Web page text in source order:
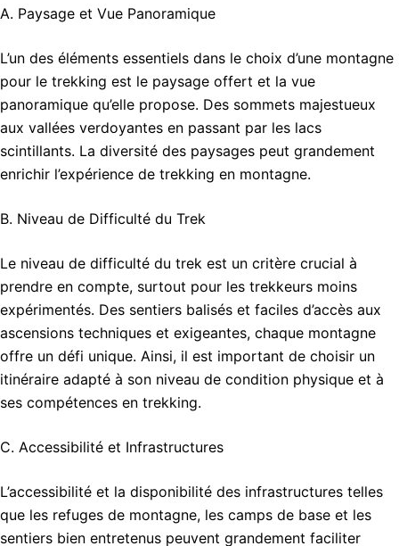
A. Paysage et Vue Panoramique
L’un des éléments essentiels dans le choix d’une montagne
pour le trekking est le paysage offert et la vue
panoramique qu’elle propose. Des sommets majestueux
aux vallées verdoyantes en passant par les lacs
scintillants. La diversité des paysages peut grandement
enrichir l’expérience de trekking en montagne.
B. Niveau de Difficulté du Trek
Le niveau de difficulté du trek est un critère crucial à
prendre en compte, surtout pour les trekkeurs moins
expérimentés. Des sentiers balisés et faciles d’accès aux
ascensions techniques et exigeantes, chaque montagne
offre un défi unique. Ainsi, il est important de choisir un
itinéraire adapté à son niveau de condition physique et à
ses compétences en trekking.
C. Accessibilité et Infrastructures
L’accessibilité et la disponibilité des infrastructures telles
que les refuges de montagne, les camps de base et les
sentiers bien entretenus peuvent grandement faciliter